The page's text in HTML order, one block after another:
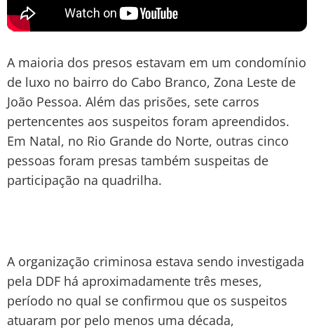
A maioria dos presos estavam em um condomínio
de luxo no bairro do Cabo Branco, Zona Leste de
João Pessoa. Além das prisões, sete carros
pertencentes aos suspeitos foram apreendidos.
Em Natal, no Rio Grande do Norte, outras cinco
pessoas foram presas também suspeitas de
participação na quadrilha.
A organização criminosa estava sendo investigada
pela DDF há aproximadamente três meses,
período no qual se confirmou que os suspeitos
atuaram por pelo menos uma década,